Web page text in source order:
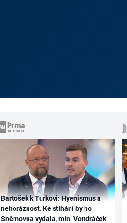
Bartošek k Turkovi: Hyenismus a
nehoráznost. Ke stíhání by ho
Sněmovna vydala, míní Vondráček